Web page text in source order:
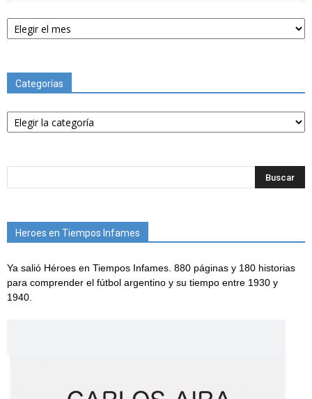
Archivos
Categorías
Categorías
Heroes en Tiempos Infames
Ya salió Héroes en Tiempos Infames. 880 páginas y 180 historias
para comprender el fútbol argentino y su tiempo entre 1930 y
1940.